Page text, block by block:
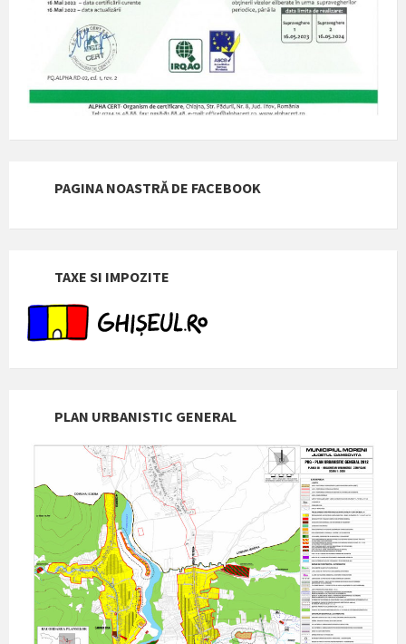
PAGINA NOASTRĂ DE FACEBOOK
TAXE SI IMPOZITE
PLAN URBANISTIC GENERAL